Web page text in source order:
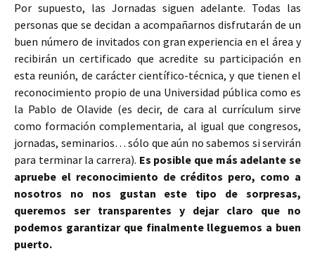
Por supuesto, las Jornadas siguen adelante. Todas las
personas que se decidan a acompañarnos disfrutarán de un
buen número de invitados con gran experiencia en el área y
recibirán un certificado que acredite su participación en
esta reunión, de carácter científico-técnica, y que tienen el
reconocimiento propio de una Universidad pública como es
la Pablo de Olavide (es decir, de cara al currículum sirve
como formación complementaria, al igual que congresos,
jornadas, seminarios… sólo que aún no sabemos si servirán
para terminar la carrera). Es posible que más adelante se
apruebe el reconocimiento de créditos pero, como a
nosotros no nos gustan este tipo de sorpresas,
queremos ser transparentes y dejar claro que no
podemos garantizar que finalmente lleguemos a buen
puerto.